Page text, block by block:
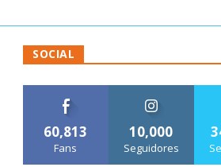
SOCIAL
60,813
Fans
10,000
Seguidores